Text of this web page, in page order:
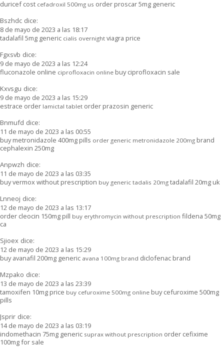
duricef cost cefadroxil 500mg us order proscar 5mg generic
Bszhdc dice:
8 de mayo de 2023 a las 18:17
tadalafil 5mg generic cialis overnight viagra price
Fgxsvb dice:
9 de mayo de 2023 a las 12:24
fluconazole online ciprofloxacin online buy ciprofloxacin sale
Kxvsgu dice:
9 de mayo de 2023 a las 15:29
estrace order lamictal tablet order prazosin generic
Bnmufd dice:
11 de mayo de 2023 a las 00:55
buy metronidazole 400mg pills order generic metronidazole 200mg brand
cephalexin 250mg
Anpwzh dice:
11 de mayo de 2023 a las 03:35
buy vermox without prescription buy generic tadalis 20mg tadalafil 20mg uk
Lnneoj dice:
12 de mayo de 2023 a las 13:17
order cleocin 150mg pill buy erythromycin without prescription fildena 50mg
ca
Sjioex dice:
12 de mayo de 2023 a las 15:29
buy avanafil 200mg generic avana 100mg brand diclofenac brand
Mzpako dice:
13 de mayo de 2023 a las 23:39
tamoxifen 10mg price buy cefuroxime 500mg online buy cefuroxime 500mg
pills
Jsprir dice:
14 de mayo de 2023 a las 03:19
indomethacin 75mg generic suprax without prescription order cefixime
100mg for sale